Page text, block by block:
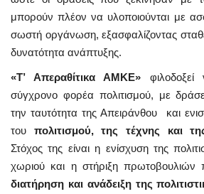
μπορούν πλέον να υλοποιούνται με
σωστή οργάνωση, εξασφαλίζοντας
δυνατότητα ανάπτυξης.
«Τ’ Απεραθίτικα ΑΜΚΕ»
σύγχρονο φορέα πολιτισμού, με
την ταυτότητα της Απειράνθου και
του πολιτισμού, της τέχνης και
Στόχος της είναι η ενίσχυση της
χωριού και η στήριξη
διατήρηση και ανάδειξη της